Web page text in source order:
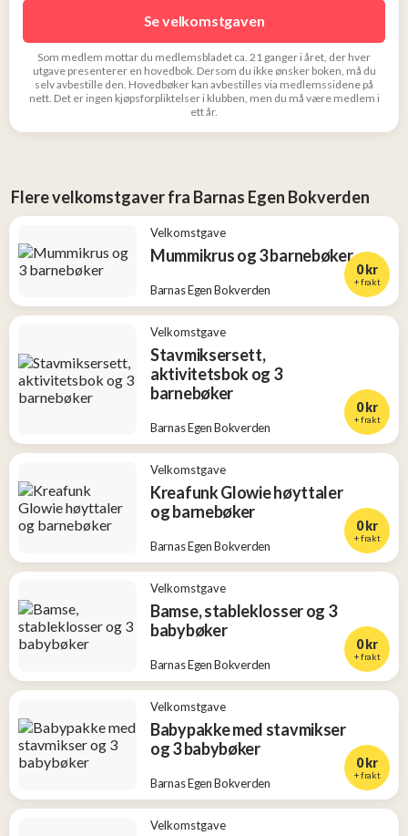
Se velkomstgaven
Som medlem mottar du medlemsbladet ca. 21 ganger i året, der hver
utgave presenterer en hovedbok. Dersom du ikke ønsker boken, må du
selv avbestille den. Hovedbøker kan avbestilles via medlemssidene på
nett. Det er ingen kjøpsforpliktelser i klubben, men du må være medlem i
ett år.
Flere velkomstgaver fra Barnas Egen Bokverden
Velkomstgave
Mummikrus og 3 barnebøker
Barnas Egen Bokverden
0 kr
+ frakt
Velkomstgave
Stavmiksersett,
aktivitetsbok og 3
barnebøker
Barnas Egen Bokverden
0 kr
+ frakt
Velkomstgave
Kreafunk Glowie høyttaler
og barnebøker
Barnas Egen Bokverden
0 kr
+ frakt
Velkomstgave
Bamse, stableklosser og 3
babybøker
Barnas Egen Bokverden
0 kr
+ frakt
Velkomstgave
Babypakke med stavmikser
og 3 babybøker
Barnas Egen Bokverden
0 kr
+ frakt
Velkomstgave